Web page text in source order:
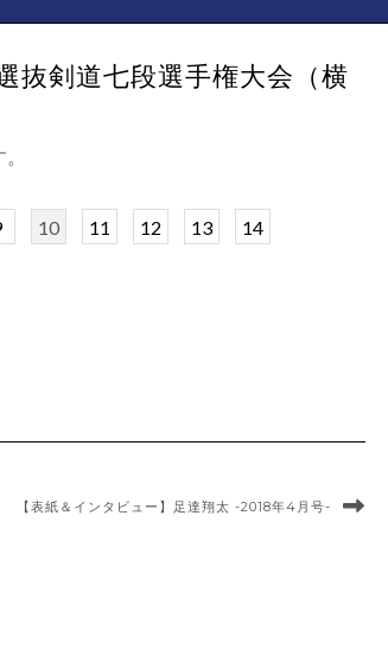
抜剣道七段選手権大会（横
10 11 12 13 14
【表紙＆インタビュー】足達翔太 -2018年4月号-